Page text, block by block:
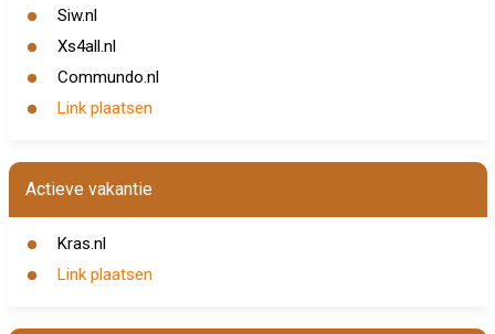
Siw.nl
Xs4all.nl
Commundo.nl
Link plaatsen
Actieve vakantie
Kras.nl
Link plaatsen